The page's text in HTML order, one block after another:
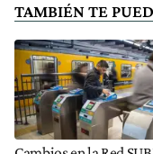
TAMBIÉN TE